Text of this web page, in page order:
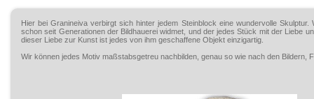
Hier bei Granineiva verbirgt sich hinter jedem Steinblock eine wundervolle
schon seit Generationen der Bildhauerei widmet, und der jedes Stück mit der Liebe
dieser Liebe zur Kunst ist jedes von ihm geschaffene Objekt einzigartig.
Wir können jedes Motiv maßstabsgetreu nachbilden, genau so wie nach den Bildern,